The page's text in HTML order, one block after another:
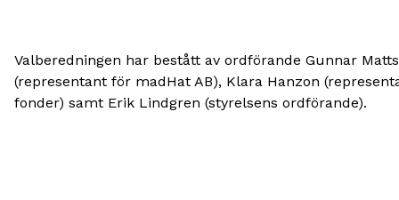
Valberedningen har bestått av ordförande Gunnar
(representant för madHat AB), Klara Hanzon
fonder) samt Erik Lindgren (styrelsens ordförande).